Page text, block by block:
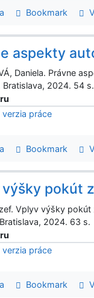
Bookmark
aspekty
Daniela. Právne
Bratislava, 2024. 54 s.
verzia práce
Bookmark
pokút
Vplyv výšky
2024. 63 s.
verzia práce
Bookmark